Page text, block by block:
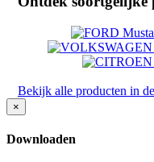
Bekijk alle producten in
×
Downloaden